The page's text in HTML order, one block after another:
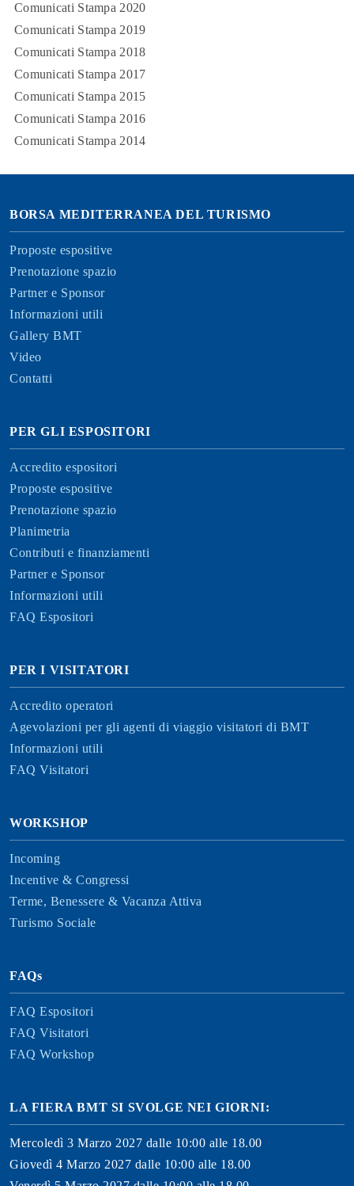
Comunicati Stampa 2020
Comunicati Stampa 2019
Comunicati Stampa 2018
Comunicati Stampa 2017
Comunicati Stampa 2015
Comunicati Stampa 2016
Comunicati Stampa 2014
BORSA MEDITERRANEA DEL TURISMO
Proposte espositive
Prenotazione spazio
Partner e Sponsor
Informazioni utili
Gallery BMT
Video
Contatti
PER GLI ESPOSITORI
Accredito espositori
Proposte espositive
Prenotazione spazio
Planimetria
Contributi e finanziamenti
Partner e Sponsor
Informazioni utili
FAQ Espositori
PER I VISITATORI
Accredito operatori
Agevolazioni per gli agenti di viaggio visitatori di BMT
Informazioni utili
FAQ Visitatori
WORKSHOP
Incoming
Incentive & Congressi
Terme, Benessere & Vacanza Attiva
Turismo Sociale
FAQs
FAQ Espositori
FAQ Visitatori
FAQ Workshop
LA FIERA BMT SI SVOLGE NEI GIORNI:
Mercoledì 3 Marzo 2027 dalle 10:00 alle 18.00
Giovedì 4 Marzo 2027 dalle 10:00 alle 18.00